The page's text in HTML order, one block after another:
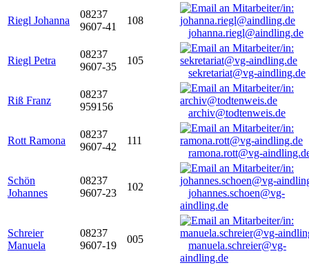
Riegl Johanna
08237
9607-41
108
johanna.riegl@aindling.de
Riegl Petra
08237
9607-35
105
sekretariat@vg-aindling.de
Riß Franz
08237
959156
archiv@todtenweis.de
Rott Ramona
08237
9607-42
111
ramona.rott@vg-
Schön
Johannes
08237
9607-23
102
johannes.schoen@vg-
aindling.de
Schreier
Manuela
08237
9607-19
005
manuela.schreier@vg-
aindling.de